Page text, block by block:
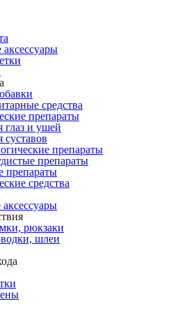
средства
препараты
глаз и ушей
препараты
препараты
препараты
средства
рюкзаки
шлеи